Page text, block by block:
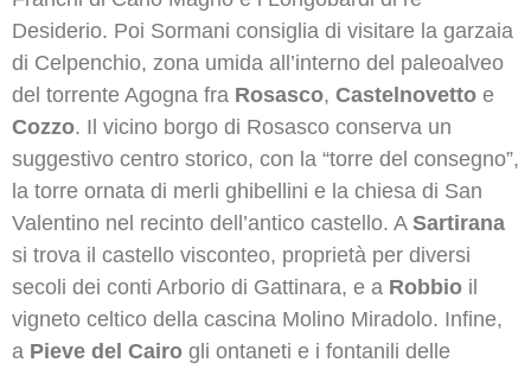
Desiderio. Poi Sormani consiglia di visitare la garzaia
di Celpenchio, zona umida all’interno del paleoalveo
del torrente Agogna fra Rosasco, Castelnovetto e
Cozzo. Il vicino borgo di Rosasco conserva un
suggestivo centro storico, con la “torre del consegno”,
la torre ornata di merli ghibellini e la chiesa di San
Valentino nel recinto dell’antico castello. A Sartirana
si trova il castello visconteo, proprietà per diversi
secoli dei conti Arborio di Gattinara, e a Robbio il
vigneto celtico della cascina Molino Miradolo. Infine,
a Pieve del Cairo gli ontaneti e i fontanili delle